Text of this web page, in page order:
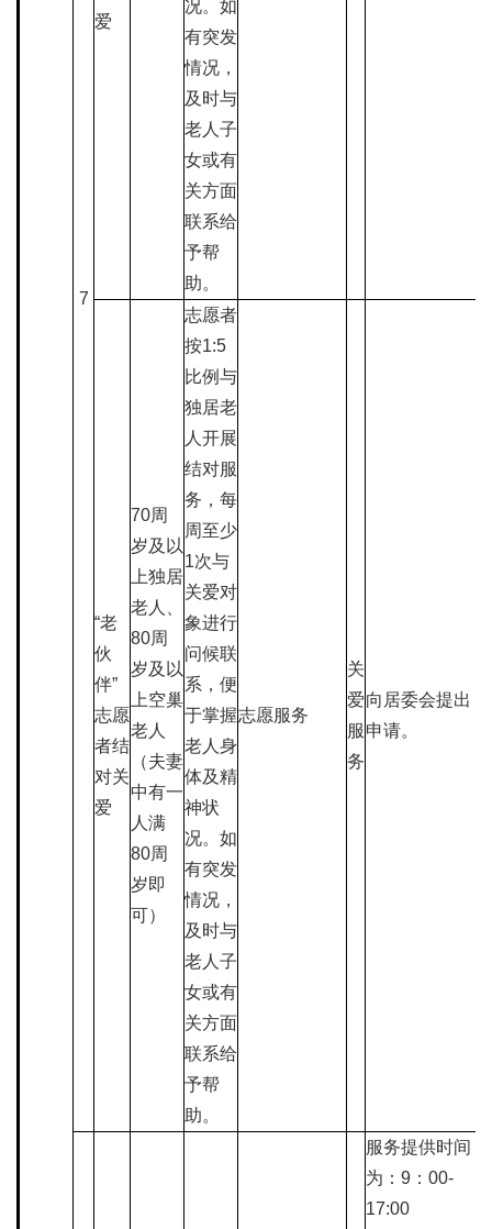
7
爱
况。如
有突发
情况，
及时与
老人子
女或有
关方面
联系给
予帮
助。
“老
伙
伴”
志愿
者结
对关
爱
70周
岁及以
上独居
老人、
80周
岁及以
上空巢
老人
（夫妻
中有一
人满
80周
岁即
可）
志愿者
按1:5
比例与
独居老
人开展
结对服
务，每
周至少
1次与
关爱对
象进行
问候联
系，便
于掌握
老人身
体及精
神状
况。如
有突发
情况，
及时与
老人子
女或有
关方面
联系给
予帮
助。
志愿服务
关
爱
服
务
向居委会提出
申请。
服务提供时间
为：9：00-
17:00